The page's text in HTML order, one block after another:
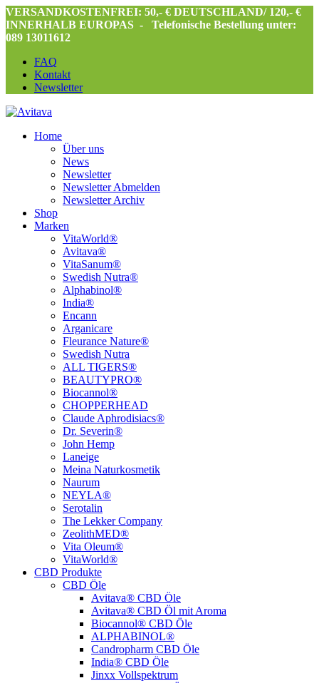
VERSANDKOSTENFREI: 50,- € DEUTSCHLAND/ 120,- €
INNERHALB EUROPAS -
Telefonische Bestellung unter:
089 13011612
FAQ
Kontakt
Newsletter
Home
Über uns
News
Newsletter
Newsletter Abmelden
Newsletter Archiv
Shop
Marken
VitaWorld®
Avitava®
VitaSanum®
Swedish Nutra®
Alphabinol®
India®
Encann
Arganicare
Fleurance Nature®
Swedish Nutra
ALL TIGERS®
BEAUTYPRO®
Biocannol®
CHOPPERHEAD
Claude Aphrodisiacs®
Dr. Severin®
John Hemp
Laneige
Meina Naturkosmetik
Naurum
NEYLA®
Serotalin
The Lekker Company
ZeolithMED®
Vita Oleum®
VitaWorld®
CBD Produkte
CBD Öle
Avitava® CBD Öle
Avitava® CBD Öl mit Aroma
Biocannol® CBD Öle
ALPHABINOL®
Candropharm CBD Öle
India® CBD Öle
Jinxx Vollspektrum